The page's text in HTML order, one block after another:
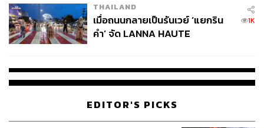
THAILAND
เมื่อถนนกลายเป็นรันเวย์ ‘แยกริน
คำ’ จัด LANNA HAUTE
1K
EDITOR'S PICKS